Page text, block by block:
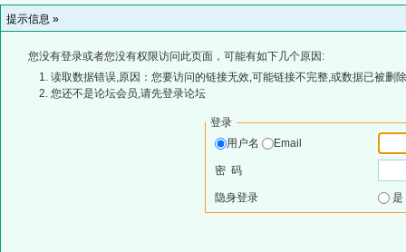
提示信息 »
您没有登录或者您没有权限访问此页面，可能有如下几个原因:
读取数据错误,原因：您要访问的链接无效,可能链接不完整,或数据已被删
您还不是论坛会员,请先登录论坛
登录
用户名
Email
密 码
隐身登录